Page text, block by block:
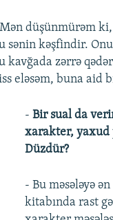
düşünmürəm
sənin kəşfindir.
kavğada zərrə
eləsəm, buna aid
- Bir sual da
xarakter, yaxud
Düzdür?
- Bu məsələyə
kitabında rast